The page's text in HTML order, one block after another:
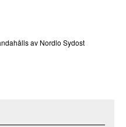
av Nordlo Sydost